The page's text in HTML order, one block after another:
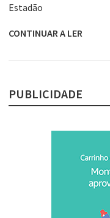
Estadão
CONTINUAR A LER
PUBLICIDADE